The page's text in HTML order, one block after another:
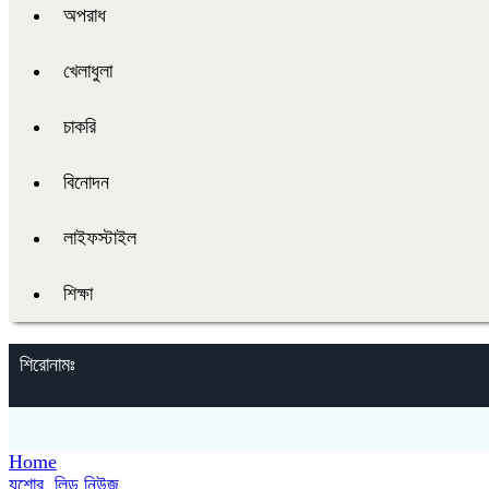
অপরাধ
খেলাধুলা
চাকরি
বিনোদন
লাইফস্টাইল
শিক্ষা
শিরোনামঃ
Home
যশোর, লিড নিউজ